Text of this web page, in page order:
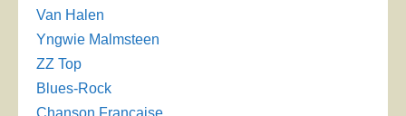
Van Halen
Yngwie Malmsteen
ZZ Top
Blues-Rock